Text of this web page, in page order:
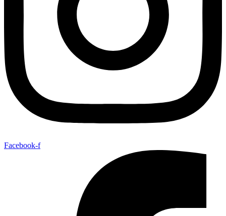
Facebook-f